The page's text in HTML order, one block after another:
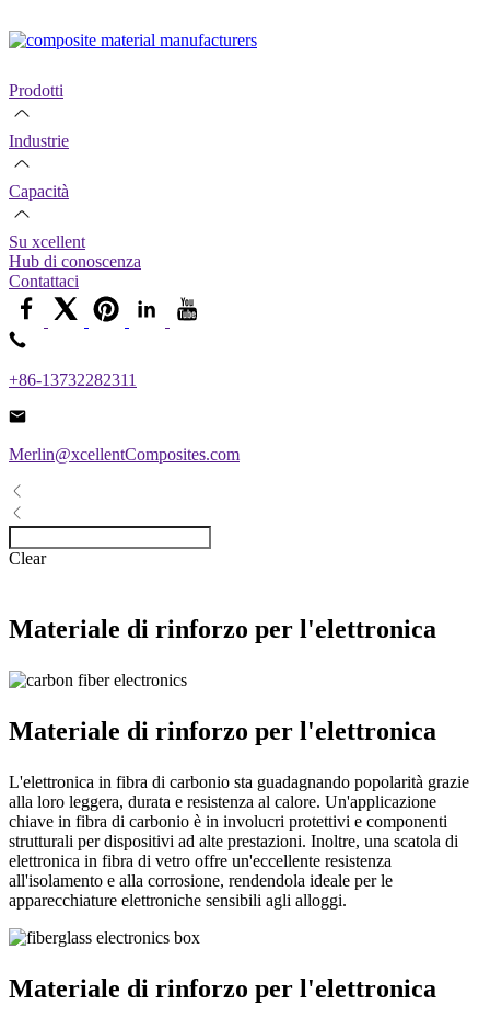
Prodotti
Industrie
Capacità
Su xcellent
Hub di conoscenza
Contattaci
+86-13732282311
Merlin@xcellentComposites.com
Clear
Materiale di rinforzo per l'elettronica
Materiale di rinforzo per l'elettronica
L'elettronica in fibra di carbonio sta guadagnando popolarità grazie
alla loro leggera, durata e resistenza al calore. Un'applicazione
chiave in fibra di carbonio è in involucri protettivi e componenti
strutturali per dispositivi ad alte prestazioni. Inoltre, una scatola di
elettronica in fibra di vetro offre un'eccellente resistenza
all'isolamento e alla corrosione, rendendola ideale per le
apparecchiature elettroniche sensibili agli alloggi.
Materiale di rinforzo per l'elettronica